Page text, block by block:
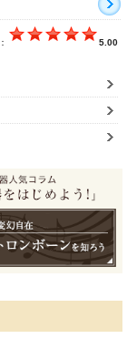
5.00